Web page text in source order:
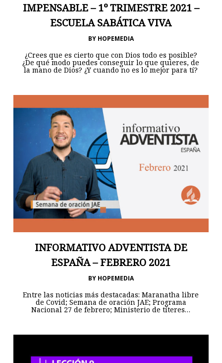
IMPENSABLE – 1º TRIMESTRE 2021 –
ESCUELA SABÁTICA VIVA
BY HOPEMEDIA
¿Crees que es cierto que con Dios todo es posible?
¿De qué modo puedes conseguir lo que quieres, de
la mano de Dios? ¿Y cuando no es lo mejor para tí?
INFORMATIVO ADVENTISTA DE
ESPAÑA – FEBRERO 2021
BY HOPEMEDIA
Entre las noticias más destacadas: Maranatha libre
de Covid; Semana de oración JAE; Programa
Nacional 27 de febrero; Ministerio de títeres…